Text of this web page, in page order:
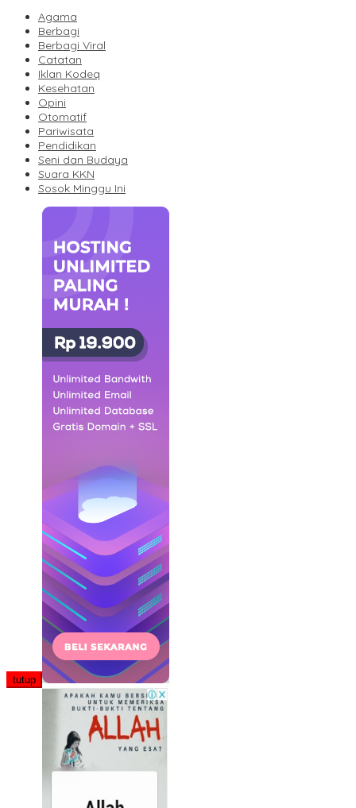
Agama
Berbagi
Berbagi Viral
Catatan
Iklan Kodeq
Kesehatan
Opini
Otomatif
Pariwisata
Pendidikan
Seni dan Budaya
Suara KKN
Sosok Minggu Ini
tutup